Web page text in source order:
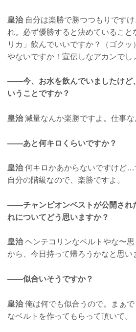
皇治自分は楽勝で勝つつもりです
れ。必ず優勝すると決めていること
リカ」飲んでいいですか？（ゴクッ
やないですか！宣伝しなアカンでし
——今、お水を飲んでいましたけど
いうことですか？
皇治減量なんか楽勝ですよ。仕事な
——あと何キロくらいですか？
皇治何キロかあからないですけど…
自分の階級なので、楽勝ですよ。
——チャンピオンベストが公開され
れについてどう思いますか？
皇治ヘンテコリンなベルトやな〜
から、今日持って帰ろうかなと思い
——似合いそうですか？
皇治俺は何でも似合うので。まぁ
なベルトを作ってもらって頂いて。